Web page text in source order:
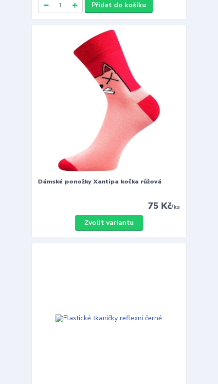
Přidat do košíku
Dámské ponožky Xantipa kočka růžová
75 Kč/ks
Zvolit variantu